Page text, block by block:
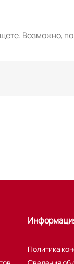
Возможно,
Политика